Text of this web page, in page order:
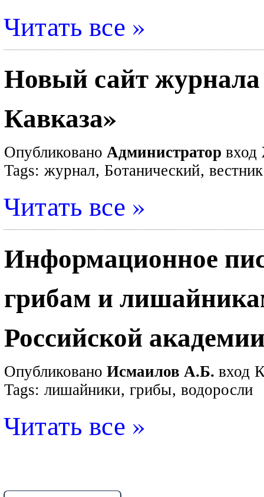
Читать все »
Новый сайт журнала
Кавказа»
Опубликовано Администратор вход
Tags: журнал, Ботанический, вестник
Читать все »
Информационное
грибам и
Российской
Опубликовано Исмаилов А.Б. вход
Tags: лишайники, грибы, водоросли
Читать все »